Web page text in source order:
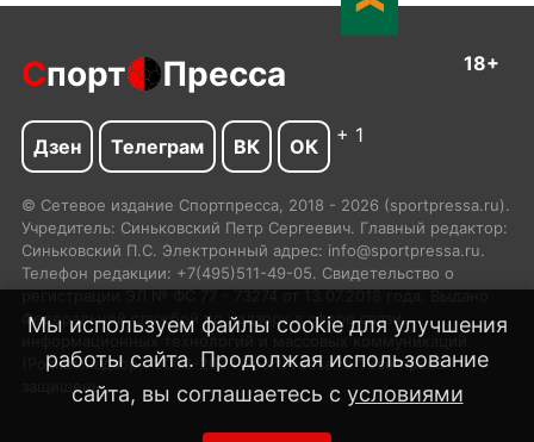
Мы используем файлы cookie для улучшения
работы сайта. Продолжая использование
сайта, вы соглашаетесь с условиями
Спорт Пресса 18+
Дзен Телеграм ВК ОК + 1
© Сетевое издание Спортпресса, 2018 - 2026 (sportpressa.ru).
Учредитель: Синьковский Петр Сергеевич. Главный редактор:
Синьковский П.С. Электронный адрес: info@sportpressa.ru.
Телефон редакции: +7(495)511-49-05. Свидетельство о
регистрации ЭЛ № ФС 77 - 73274 от 13.07.2018 года. Выдано
Федеральной службой по надзору в сфере связи,
информационных технологий и массовых коммуникаций
(Роскомнадзор). 2002-2024 SportPressa.ru™ Все права
защищены.